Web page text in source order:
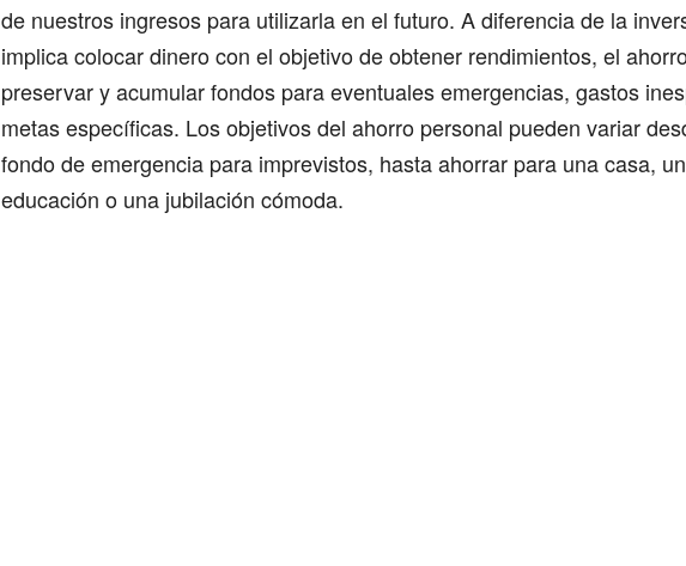
de nuestros ingresos para utilizarla en el futuro. A diferencia de la
implica colocar dinero con el objetivo de obtener rendimientos, el
preservar y acumular fondos para eventuales emergencias, gastos
metas específicas. Los objetivos del ahorro personal pueden variar
fondo de emergencia para imprevistos, hasta ahorrar para una casa,
educación o una jubilación cómoda.